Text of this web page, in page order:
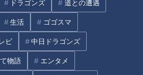
ドラゴンズ 道との遭遇
生活 ゴゴスマ
ビ 中日ドラゴンズ
物語 エンタメ
ほぼ三重・菰野町だけ愛されフ
ード『ちんころ』をいただきま
す！【チャント！】